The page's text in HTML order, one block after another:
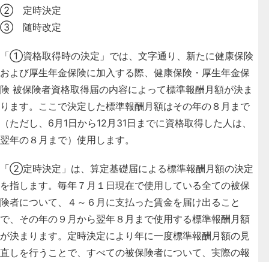
② 定時決定
③ 随時改定
「①資格取得時の決定」では、文字通り、新たに健康保険
および厚生年金保険に加入する際、健康保険・厚生年金保
険 被保険者資格取得届の内容によって標準報酬月額が決ま
ります。ここで決定した標準報酬月額はその年の８月まで
（ただし、6月1日から12月31日までに資格取得した人は、
翌年の８月まで）使用します。
「②定時決定」は、算定基礎届による標準報酬月額の決定
を指します。毎年７月１日現在で使用している全ての被保
険者について、４～６月に支払った賃金を届け出ること
で、その年の９月から翌年８月まで使用する標準報酬月額
が決まります。定時決定により年に一度標準報酬月額の見
直しを行うことで、すべての被保険者について、実際の報